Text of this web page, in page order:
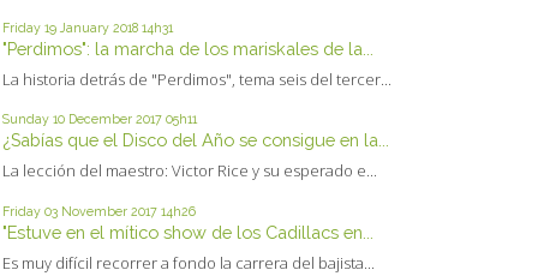
Friday 19 January 2018 14h31
"Perdimos": la marcha de los mariskales de la...
La historia detrás de "Perdimos", tema seis del tercer...
Sunday 10 December 2017 05h11
¿Sabías que el Disco del Año se consigue en la...
La lección del maestro: Victor Rice y su esperado e...
Friday 03 November 2017 14h26
"Estuve en el mítico show de los Cadillacs en...
Es muy difícil recorrer a fondo la carrera del bajista...